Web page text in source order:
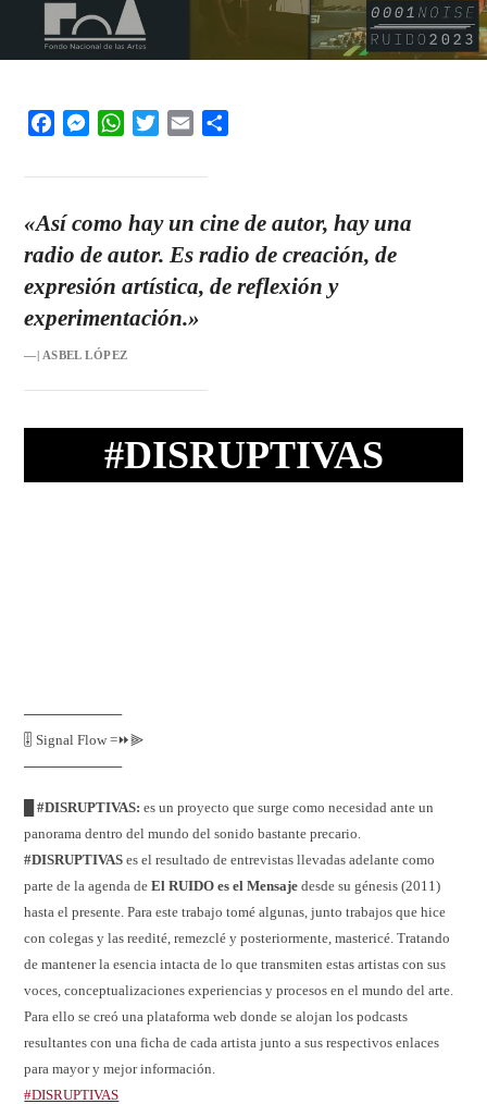
FacebookMessengerWhatsAppTwitterEmail
«Así como hay un cine de autor, hay una
radio de autor. Es radio de creación, de
expresión artística, de reflexión y
experimentación.»
—| ASBEL LÓPEZ
#DISRUPTIVAS
──────────
🎚️ Signal Flow =⏩⫸
──────────
█ #DISRUPTIVAS:es un proyecto que surge como necesidad ante un
panorama dentro del mundo del sonido bastante precario.
#DISRUPTIVASes el resultado de entrevistas llevadas adelante como
parte de la agenda deEl RUIDO es el Mensaje desde su génesis (2011)
hasta el presente. Para este trabajo tomé algunas, junto trabajos que hice
con colegas y las reedité, remezclé y posteriormente, mastericé. Tratando
de mantener la esencia intacta de lo que transmiten estas artistas con sus
voces, conceptualizaciones experiencias y procesos en el mundo del arte.
Para ello se creó una plataforma web donde se alojan los podcasts
resultantes con una ficha de cada artista junto a sus respectivos enlaces
para mayor y mejor información.
#DISRUPTIVAS